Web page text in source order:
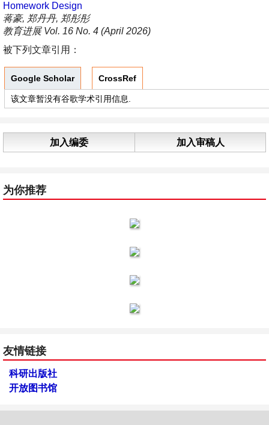
Homework Design
蒋豪, 郑丹丹, 郑彤彤
教育进展 Vol. 16 No. 4 (April 2026)
被下列文章引用：
Google Scholar CrossRef
该文章暂没有谷歌学术引用信息.
加入编委 加入审稿人
为你推荐
友情链接
科研出版社
开放图书馆